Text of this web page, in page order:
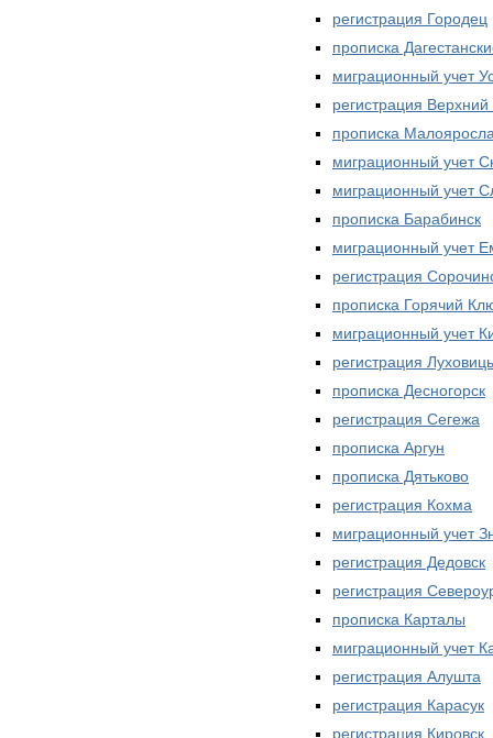
регистрация Городец
прописка
миграционный учет
регистрация
прописка
миграционный учет
миграционный учет
прописка Барабинск
миграционный учет
регистрация
прописка Горячий
миграционный учет
регистрация
прописка Десногорск
регистрация Сегежа
прописка Аргун
прописка Дятьково
регистрация Кохма
миграционный учет
регистрация Дедовск
регистрация
прописка Карталы
миграционный учет
регистрация Алушта
регистрация Карасук
регистрация Кировск